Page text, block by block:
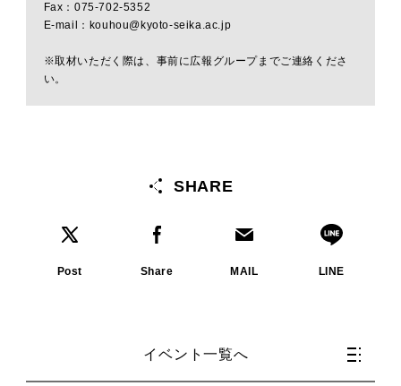
Fax：075-702-5352
E-mail：kouhou@kyoto-seika.ac.jp
※取材いただく際は、事前に広報グループまでご連絡くださ
い。
SHARE
Post Share MAIL LINE
イベント一覧へ